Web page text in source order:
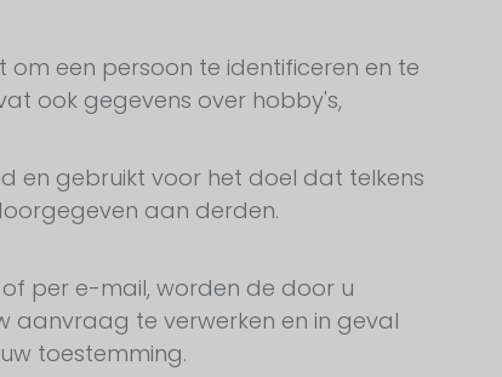
om een persoon te identificeren en te
ook gegevens over hobby's,
en gebruikt voor het doel dat telkens
aan derden.
per e-mail, worden de door u
aanvraag te verwerken en in geval
toestemming.